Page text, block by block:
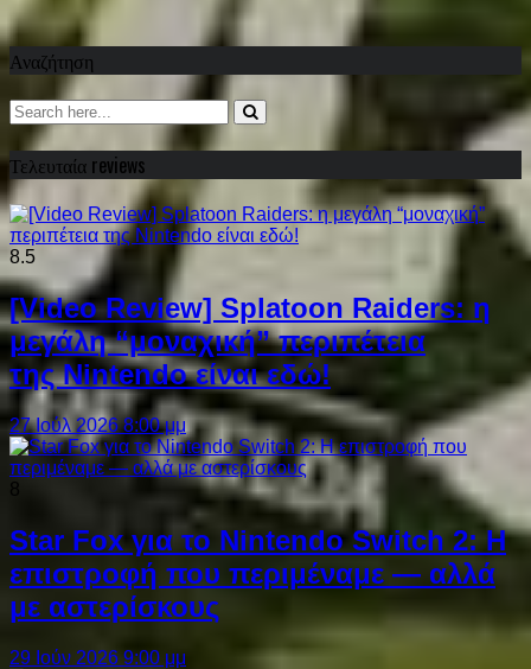
Αναζήτηση
Τελευταία reviews
8.5
[Video Review] Splatoon Raiders: η
μεγάλη “μοναχική” περιπέτεια
της Nintendo είναι εδώ!
27 Ιούλ 2026 8:00 μμ
8
Star Fox για το Nintendo Switch 2: Η
επιστροφή που περιμέναμε — αλλά
με αστερίσκους
29 Ιούν 2026 9:00 μμ